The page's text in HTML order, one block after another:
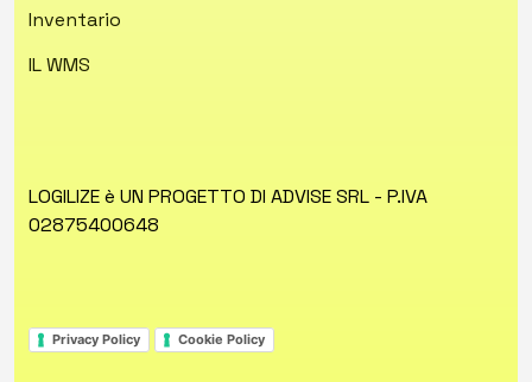
Inventario
IL WMS
LOGILIZE è UN PROGETTO DI ADVISE SRL - P.IVA
02875400648
Privacy Policy Cookie Policy